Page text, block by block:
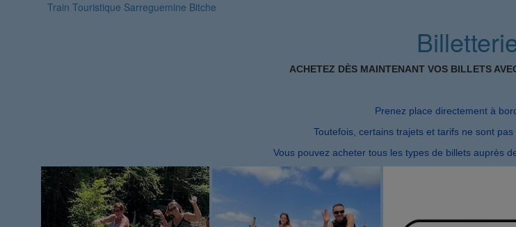
Train Touristique Sarreguemine Bitche
ACHETEZ DÈS MAINTENANT VOS BILLETS
Prenez place directement à
Toutefois, certains trajets et tarifs ne sont pas
Vous pouvez acheter tous les types de billets auprès